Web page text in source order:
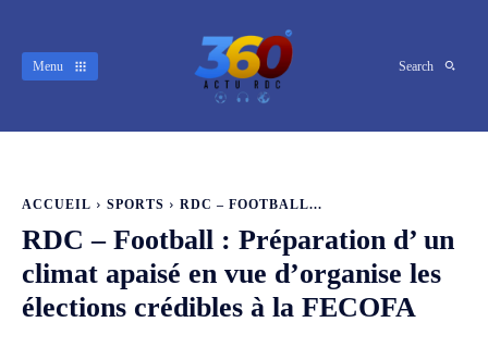
Menu Search
ACCUEIL SPORTS RDC – FOOTBALL...
RDC – Football : Préparation d’ un
climat apaisé en vue d’organise les
élections crédibles à la FECOFA